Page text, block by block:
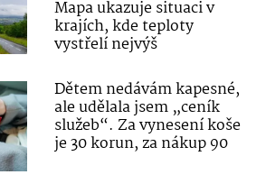
Mapa ukazuje situaci v
krajích, kde teploty
vystřelí nejvýš
Dětem nedávám kapesné,
ale udělala jsem „ceník
služeb“. Za vynesení koše
je 30 korun, za nákup 90